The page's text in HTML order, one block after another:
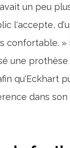
un peu
l'accepte,
confortable. »
une prothèse
qu'Eckhart
dans